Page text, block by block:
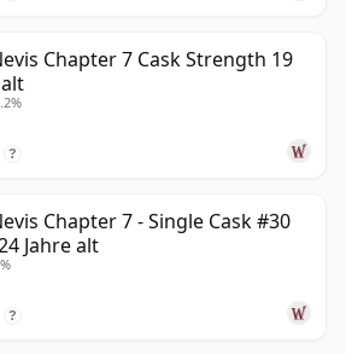
Chapter 7 Cask Strength 19
?
Chapter 7 - Single Cask #30
Jahre alt
?